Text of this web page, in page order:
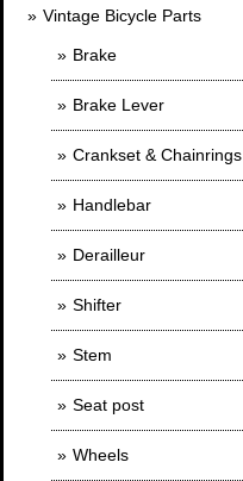
Vintage Bicycle Parts
Brake
Brake Lever
Crankset & Chainrings
Handlebar
Derailleur
Shifter
Stem
Seat post
Wheels